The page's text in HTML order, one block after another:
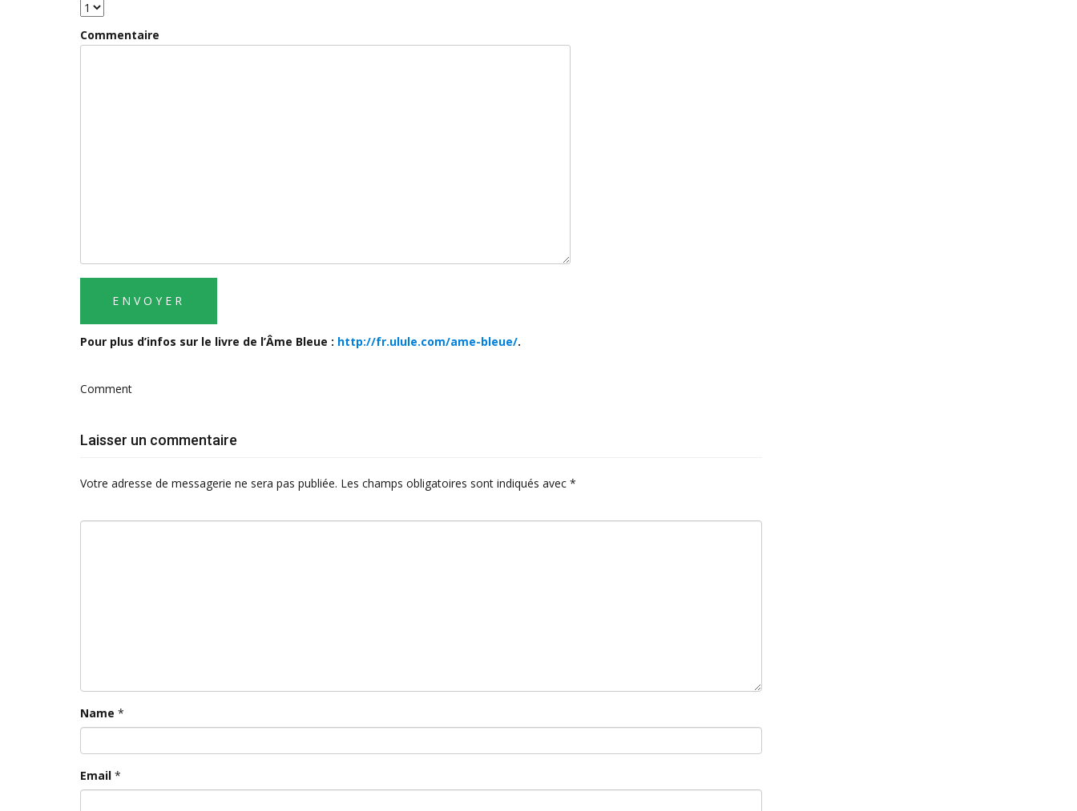
Commentaire
Pour plus d’infos sur le livre de l’Âme Bleue : http://fr.ulule.com/ame-bleue/.
Comment
Laisser un commentaire
Votre adresse de messagerie ne sera pas publiée. Les champs obligatoires sont indiqués avec *
Name *
Email *